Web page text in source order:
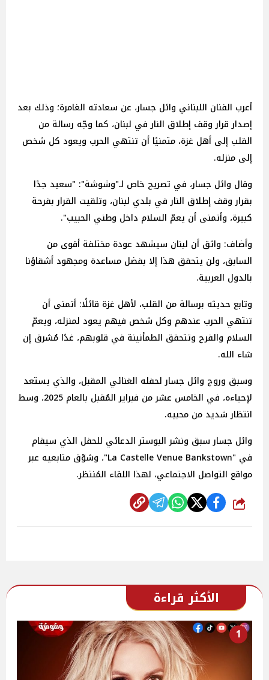
أعرب الفنان اللبناني وائل جسار، عن سعادته الغامرة؛ وذلك بعد
إصدار قرار وقف إطلاق النار في لبنان، كما وجّه رسالة من
القلب إلى أهل غزة، متمنيًا أن تنتهي الحرب ويعود كل شخص
إلى منزله.
وقال وائل جسار، في تصريح خاص لـ"وشوشة": "سعيد جدًا
بقرار وقف إطلاق النار في بلدي لبنان، وتلقيت القرار بفرحة
كبيرة، وأتمنى أن يعمّ السلام داخل وطني الحبيب".
وأضاف: واثق أن لبنان سيشهد عودة مختلفة أقوى من
السابق، ولن يتحقق هذا إلا بفضل مساعدة ومجهود أشقاؤنا
بالدول العربية.
وتابع حديثه برسالة من القلب، لأهل غزة قائلًا: أتمنى أن
تنتهي الحرب عندهم وكل شخص فيهم يعود لمنزله، ويعمّ
السلام والفرح وتتحقق الطمأنينة في قلوبهم، غدًا مُشرق إن
شاء الله.
وسبق وروج وائل جسار لحفله الغنائي المقبل، والذي يستعد
لإحياءه، في الخامس عشر من فبراير المُقبل بالعام 2025، وسط
انتظار شديد من محبيه.
وائل جسار سبق ونشر البوستر الدعائي للحفل الذي سيقام
في "La Castelle Venue Bankstown"، وشوّق متابعيه عبر
مواقع التواصل الاجتماعي، لهذا اللقاء المُنتظر.
شارك
الأكثر قراءة
1